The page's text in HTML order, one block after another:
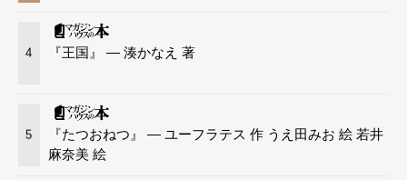
4 『王国』 — 湊かなえ 著
5
『たつおねつ』 — ユーフラテス 作 うえ田みお 絵 若井
麻奈美 絵